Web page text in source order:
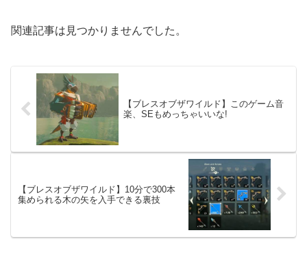
関連記事は見つかりませんでした。
【ブレスオブザワイルド】このゲーム音
楽、SEもめっちゃいいな!
【ブレスオブザワイルド】10分で300本
集められる木の矢を入手できる裏技